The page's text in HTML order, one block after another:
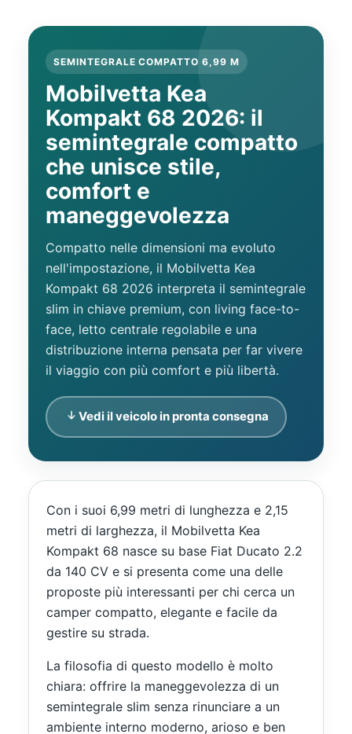
SEMINTEGRALE COMPATTO 6,99 M
Mobilvetta Kea
Kompakt 68 2026: il
semintegrale compatto
che unisce stile,
comfort e
maneggevolezza
Compatto nelle dimensioni ma evoluto
nell'impostazione, il Mobilvetta Kea
Kompakt 68 2026 interpreta il semintegrale
slim in chiave premium, con living face-to-
face, letto centrale regolabile e una
distribuzione interna pensata per far vivere
il viaggio con più comfort e più libertà.
Vedi il veicolo in pronta consegna
Con i suoi 6,99 metri di lunghezza e 2,15
metri di larghezza, il Mobilvetta Kea
Kompakt 68 nasce su base Fiat Ducato 2.2
da 140 CV e si presenta come una delle
proposte più interessanti per chi cerca un
camper compatto, elegante e facile da
gestire su strada.
La filosofia di questo modello è molto
chiara: offrire la maneggevolezza di un
semintegrale slim senza rinunciare a un
ambiente interno moderno, arioso e ben